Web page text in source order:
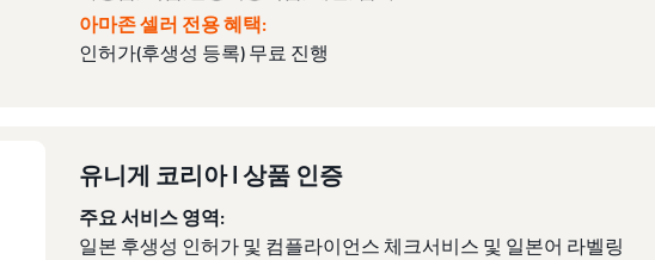
아마존 셀러 전용 혜택:
인허가(후생성 등록) 무료 진행
유니게 코리아 I 상품 인증
주요 서비스 영역:
일본 후생성 인허가 및 컴플라이언스 체크서비스 및 일본어 라벨링